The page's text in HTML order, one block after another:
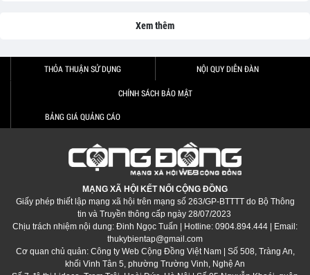
Xem thêm
THỎA THUẬN SỬ DỤNG NỘI QUY DIỄN ĐÀN
CHÍNH SÁCH BẢO MẬT
BẢNG GIÁ QUẢNG CÁO
MẠNG XÃ HỘI KẾT NỐI CỘNG ĐỒNG
Giấy phép thiết lập mạng xã hội trên mạng số 263/GP-BTTTT do Bộ Thông
tin và Truyền thông cấp ngày 28/07/2023
Chịu trách nhiệm nội dung: Đinh Ngọc Tuấn | Hotline: 0904.894.444 | Email:
thukybientap@gmail.com
Cơ quan chủ quản: Công ty Web Cộng Đồng Việt Nam | Số 508, Tràng An,
khối Vinh Tân 5, phường Trường Vinh, Nghệ An